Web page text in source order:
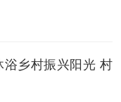
会各界的积极响应，
并参考网络投票结
乡村振兴阳光 村